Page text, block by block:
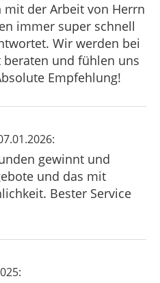
der Arbeit von Herrn
immer super schnell
Wir werden bei
und fühlen uns
Empfehlung!
gewinnt und
und das mit
Bester Service